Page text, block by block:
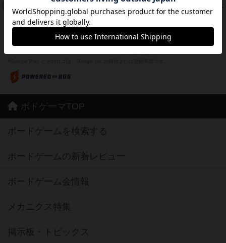
42 PT
紹介文あり 10件の投稿
※Apple、Apple のロゴ は、米国および他の国々で登録されたApple Inc.の商標です。
ボドゲーマTOP
ボードゲームを検索する
ボードゲームの新着レビュー
ボードゲーム会情報
メカニクス特集
掲示板・トピックス